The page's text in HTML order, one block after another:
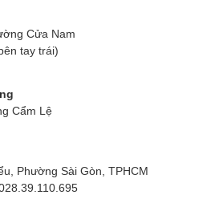
Cửa Nam
tay trái)
Cẩm Lệ
Phường Sài Gòn, TPHCM